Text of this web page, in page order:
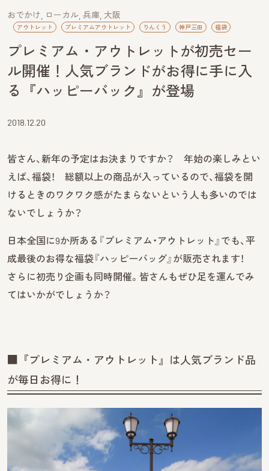
おでかけ ローカル 兵庫 大阪
アウトレット プレミアムアウトレット りんくう 神戸三田 福袋
プレミアム・アウトレットが初売セー
ル開催！人気ブランドがお得に手に入
る『ハッピーバック』が登場
2018.12.20
皆さん、新年の予定はお決まりですか？ 年始の楽しみとい
えば、福袋！ 総額以上の商品が入っているので、福袋を開
けるときのワクワク感がたまらないという人も多いのでは
ないでしょうか？
日本全国に9か所ある『プレミアム・アウトレット』でも、平
成最後のお得な福袋『ハッピーバッグ』が販売されます！
さらに初売り企画も同時開催。皆さんもぜひ足を運んでみ
てはいかがでしょうか？
■『プレミアム・アウトレット』は人気ブランド品
が毎日お得に！